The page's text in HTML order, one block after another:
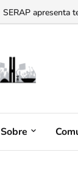
“Bumbum triste”
Sobre